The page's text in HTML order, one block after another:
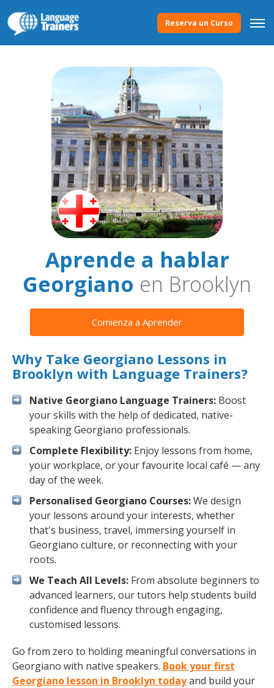
Reserva un Curso
Aprende a hablar
Georgiano en Brooklyn
Comienza a Aprender
Why Take Georgiano Lessons in
Brooklyn with Language Trainers?
Native Georgiano Language Trainers: Boost
your skills with the help of dedicated, native-
speaking Georgiano professionals.
Complete Flexibility: Enjoy lessons from home,
your workplace, or your favourite local café — any
day of the week.
Personalised Georgiano Courses:We design
your lessons around your interests, whether
that's business, travel, immersing yourself in
Georgiano culture, or reconnecting with your
roots.
We Teach All Levels: From absolute beginners to
advanced learners, our tutors help students build
confidence and fluency through engaging,
customised lessons.
Go from zero to holding meaningful conversations in
Georgiano with native speakers. Book your first
Georgiano lesson in Brooklyn todayand build your